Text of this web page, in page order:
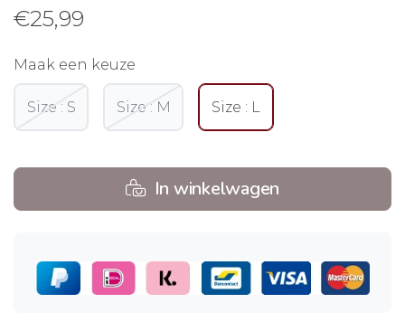
€25,99
Maak een keuze
Size : S Size : M Size : L
In winkelwagen